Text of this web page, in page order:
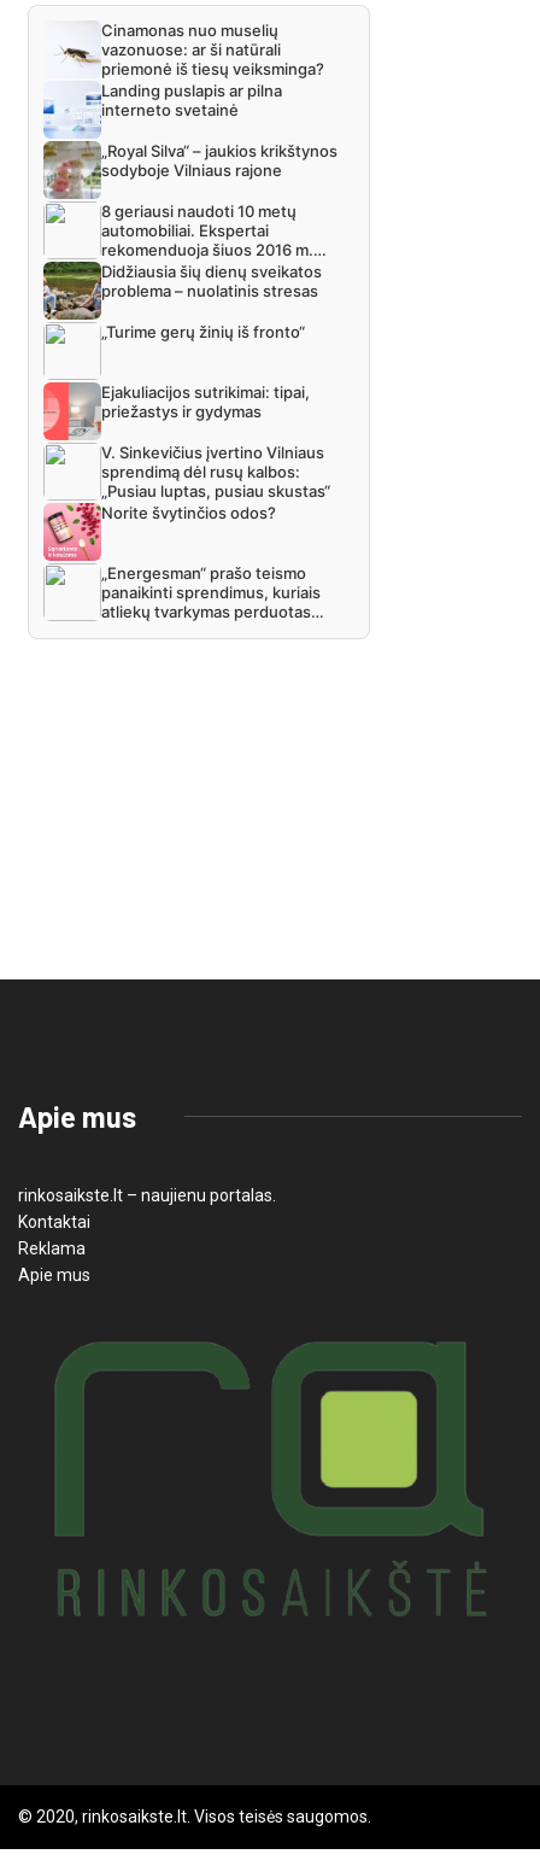
Apie mus
rinkosaikste.lt – naujienu portalas.
Kontaktai
Reklama
Apie mus
© 2020, rinkosaikste.lt. Visos teisės saugomos.